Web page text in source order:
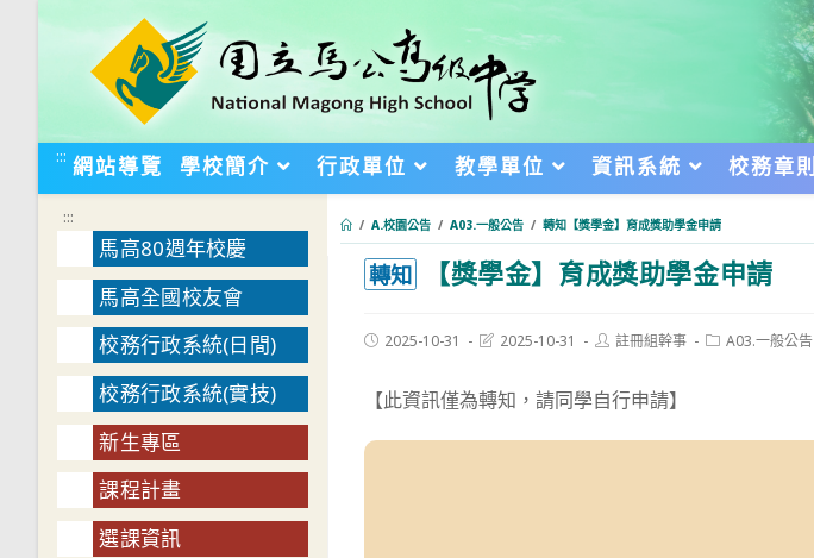
::: 網站導覽 學校簡介 行政單位 教學單位 資訊系統 校務章則
/ A.校園公告 / A03.一般公告 / 轉知【獎學金】育成獎助學金申請
轉知 【獎學金】育成獎助學金申請
Post2025-10-31
Post2025-10-31
Post註冊組幹事
PostA03.一般公告
【此資訊僅為轉知，請同學自行申請】
:::
馬高80週年校慶
馬高全國校友會
校務行政系統(日間)
校務行政系統(實技)
新生專區
課程計畫
選課資訊